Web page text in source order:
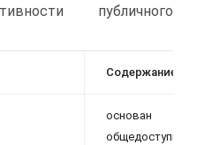
публичного
Содержание
основан на
общедоступных